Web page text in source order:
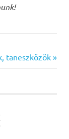
taneszközök